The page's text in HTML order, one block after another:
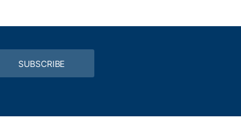
SUBSCRIBE